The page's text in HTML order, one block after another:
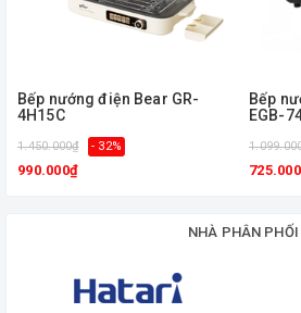
Bếp nướng điện Bear GR-
4H15C
1.450.000₫ - 32%
990.000₫
Bếp
EGB-
NHÀ PHÂN PHỐI